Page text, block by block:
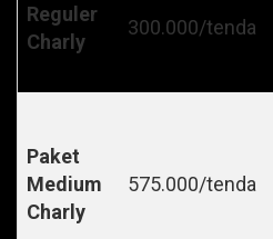
Reguler
Charly
300.000/tenda
Paket
Medium
Charly
575.000/tenda